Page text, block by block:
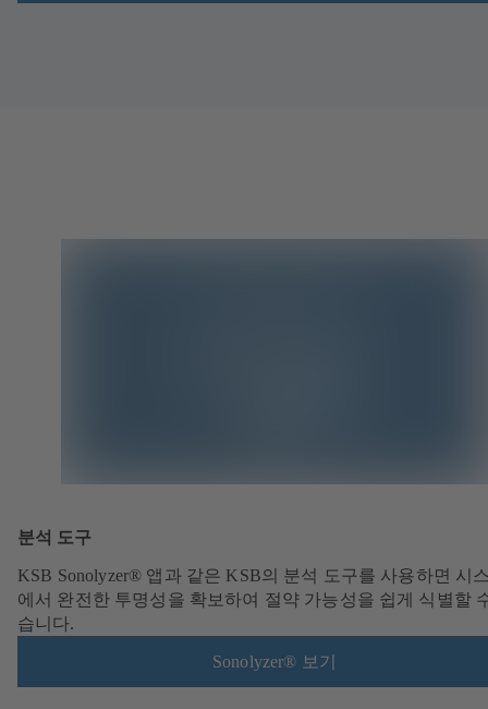
분석 도구
KSB Sonolyzer® 앱과 같은 KSB의 분석 도구를 사용하면 시
에서 완전한 투명성을 확보하여 절약 가능성을 쉽게 식별할
습니다.
Sonolyzer® 보기